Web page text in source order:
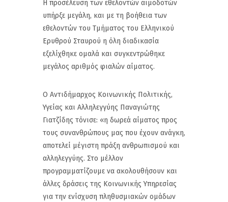
Η προσέλευση των εθελοντών αιμοδοτών
υπήρξε μεγάλη, και με τη βοήθεια των
εθελοντών του Τμήματος του Ελληνικού
Ερυθρού Σταυρού η όλη διαδικασία
εξελίχθηκε ομαλά και συγκεντρώθηκε
μεγάλος αριθμός φιαλών αίματος.
Ο Αντιδήμαρχος Κοινωνικής Πολιτικής,
Υγείας και Αλληλεγγύης Παναγιώτης
Γιατζίδης τόνισε: «η δωρεά αίματος προς
τους συνανθρώπους μας που έχουν ανάγκη,
αποτελεί μέγιστη πράξη ανθρωπισμού και
αλληλεγγύης. Στο μέλλον
προγραμματίζουμε να ακολουθήσουν και
άλλες δράσεις της Κοινωνικής Υπηρεσίας
για την ενίσχυση πληθυσμιακών ομάδων